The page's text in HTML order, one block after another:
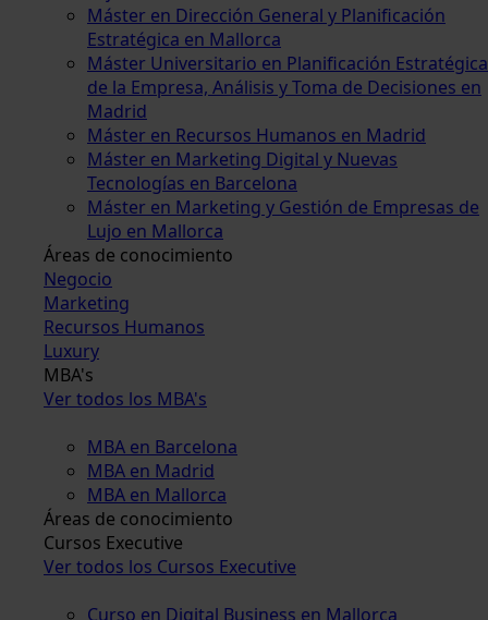
Máster en Dirección General y Planificación
Estratégica en Mallorca
Máster Universitario en Planificación Estratégica
de la Empresa, Análisis y Toma de Decisiones en
Madrid
Máster en Recursos Humanos en Madrid
Máster en Marketing Digital y Nuevas
Tecnologías en Barcelona
Máster en Marketing y Gestión de Empresas de
Lujo en Mallorca
Áreas de conocimiento
Negocio
Marketing
Recursos Humanos
Luxury
MBA's
Ver todos los MBA's
MBA en Barcelona
MBA en Madrid
MBA en Mallorca
Áreas de conocimiento
Cursos Executive
Ver todos los Cursos Executive
Curso en Digital Business en Mallorca